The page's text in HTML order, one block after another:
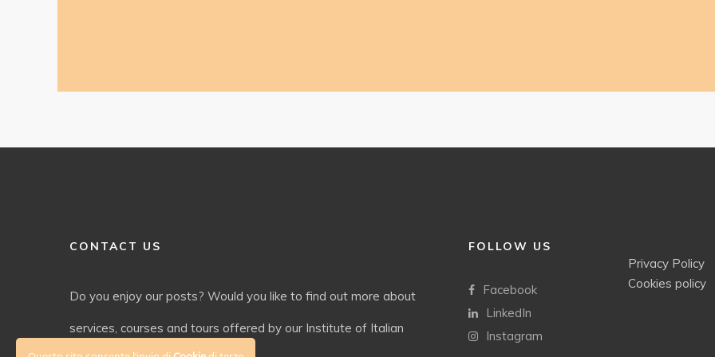
CONTACT US
Do you enjoy our posts? Would you like to find out more about
services, courses and tours offered by our Institute of Italian
FOLLOW US
Facebook
LinkedIn
Instagram
Privacy Policy
Cookies policy